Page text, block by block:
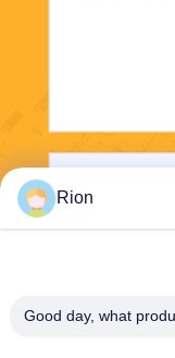
Rion
Good day, what